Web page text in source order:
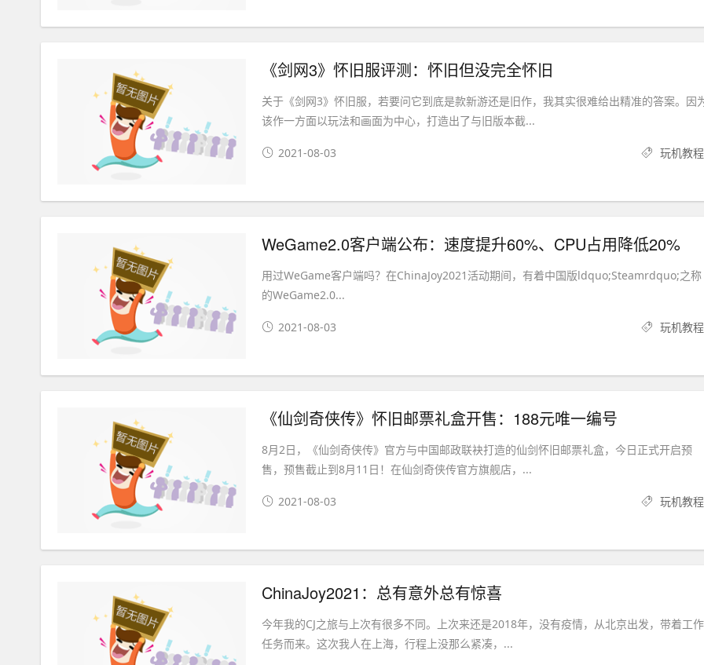
《剑网3》怀旧服评测：怀旧但没完全怀旧
关于《剑网3》怀旧服，若要问它到底是款新游还是旧作，我其实很难给出精准的答案。因
该作一方面以玩法和画面为中心，打造出了与旧版本截...
2021-08-03 玩机教程
WeGame2.0客户端公布：速度提升60%、CPU占用降低20%
用过WeGame客户端吗？在ChinaJoy2021活动期间，有着中国版ldquo;Steamrdquo;之称
的WeGame2.0...
2021-08-03 玩机教程
《仙剑奇侠传》怀旧邮票礼盒开售：188元唯一编号
8月2日，《仙剑奇侠传》官方与中国邮政联袂打造的仙剑怀旧邮票礼盒，今日正式开启预
售，预售截止到8月11日！在仙剑奇侠传官方旗舰店，...
2021-08-03 玩机教程
ChinaJoy2021：总有意外总有惊喜
今年我的CJ之旅与上次有很多不同。上次来还是2018年，没有疫情，从北京出发，带着工作
任务而来。这次我人在上海，行程上没那么紧凑，...